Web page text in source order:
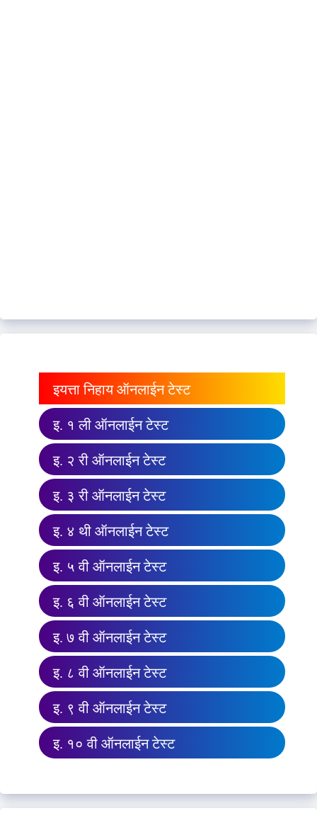
इयत्ता निहाय ऑनलाईन टेस्ट
इ. १ ली ऑनलाईन टेस्ट
इ. २ री ऑनलाईन टेस्ट
इ. ३ री ऑनलाईन टेस्ट
इ. ४ थी ऑनलाईन टेस्ट
इ. ५ वी ऑनलाईन टेस्ट
इ. ६ वी ऑनलाईन टेस्ट
इ. ७ वी ऑनलाईन टेस्ट
इ. ८ वी ऑनलाईन टेस्ट
इ. ९ वी ऑनलाईन टेस्ट
इ. १० वी ऑनलाईन टेस्ट